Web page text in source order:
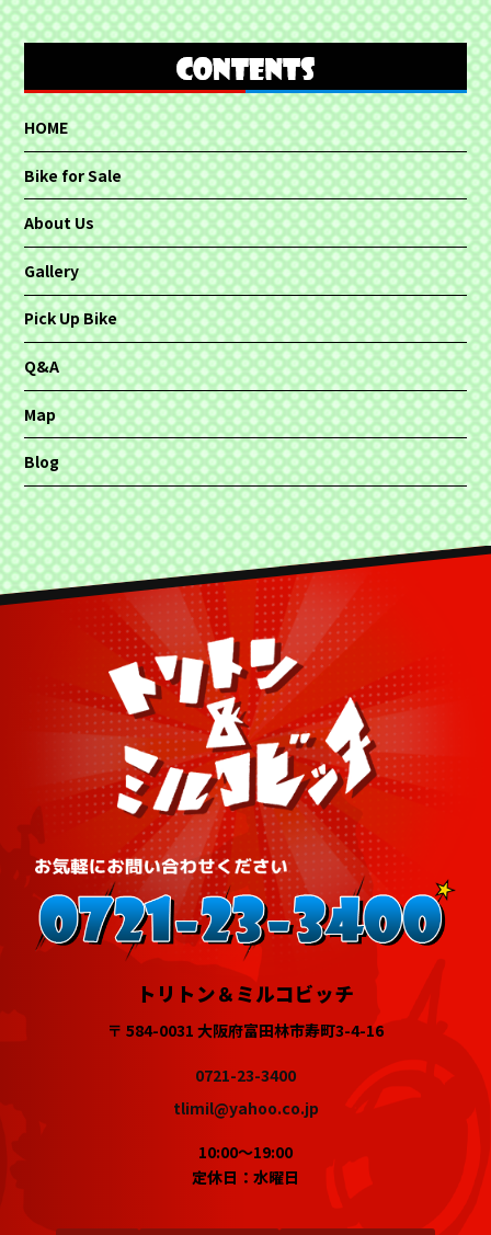
HOME
Bike for Sale
About Us
Gallery
Pick Up Bike
Q&A
Map
Blog
トリトン＆ミルコビッチ
〒 584-0031 大阪府富田林市寿町3-4-16
0721-23-3400
tlimil@yahoo.co.jp
10:00～19:00
定休日：水曜日